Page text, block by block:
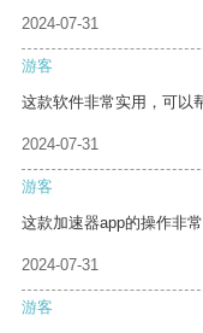
2024-07-31
游客
这款软件非常实用，可以
2024-07-31
游客
这款加速器app的操作非
2024-07-31
游客